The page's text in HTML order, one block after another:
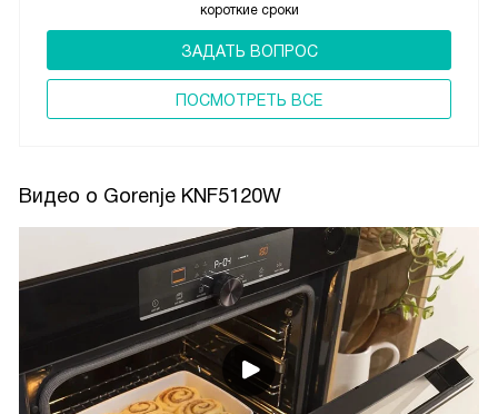
короткие сроки
ЗАДАТЬ ВОПРОС
ПОCМОТРЕТЬ ВСЕ
Видео о Gorenje KNF5120W